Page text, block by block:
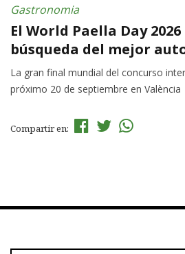
Gastronomia
El World Paella Day
búsqueda del mejor
La gran final mundial del concurso
próximo 20 de septiembre en València
Compartir en: